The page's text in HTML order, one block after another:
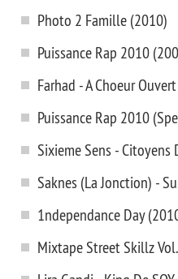
Photo 2 Famille (2010)
Puissance Rap 2010
Farhad - A Choeur
Puissance Rap 2010
Sixieme Sens -
Saknes (La Jonction) -
1ndependance Day
Mixtape Street Skillz